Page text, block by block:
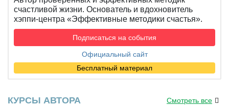
счастливой жизни. Основатель и вдохновитель
хэппи-центра «Эффективные методики счастья».
Подписаться на события
Официальный сайт
Бесплатный материал
КУРСЫ АВТОРА Смотреть все